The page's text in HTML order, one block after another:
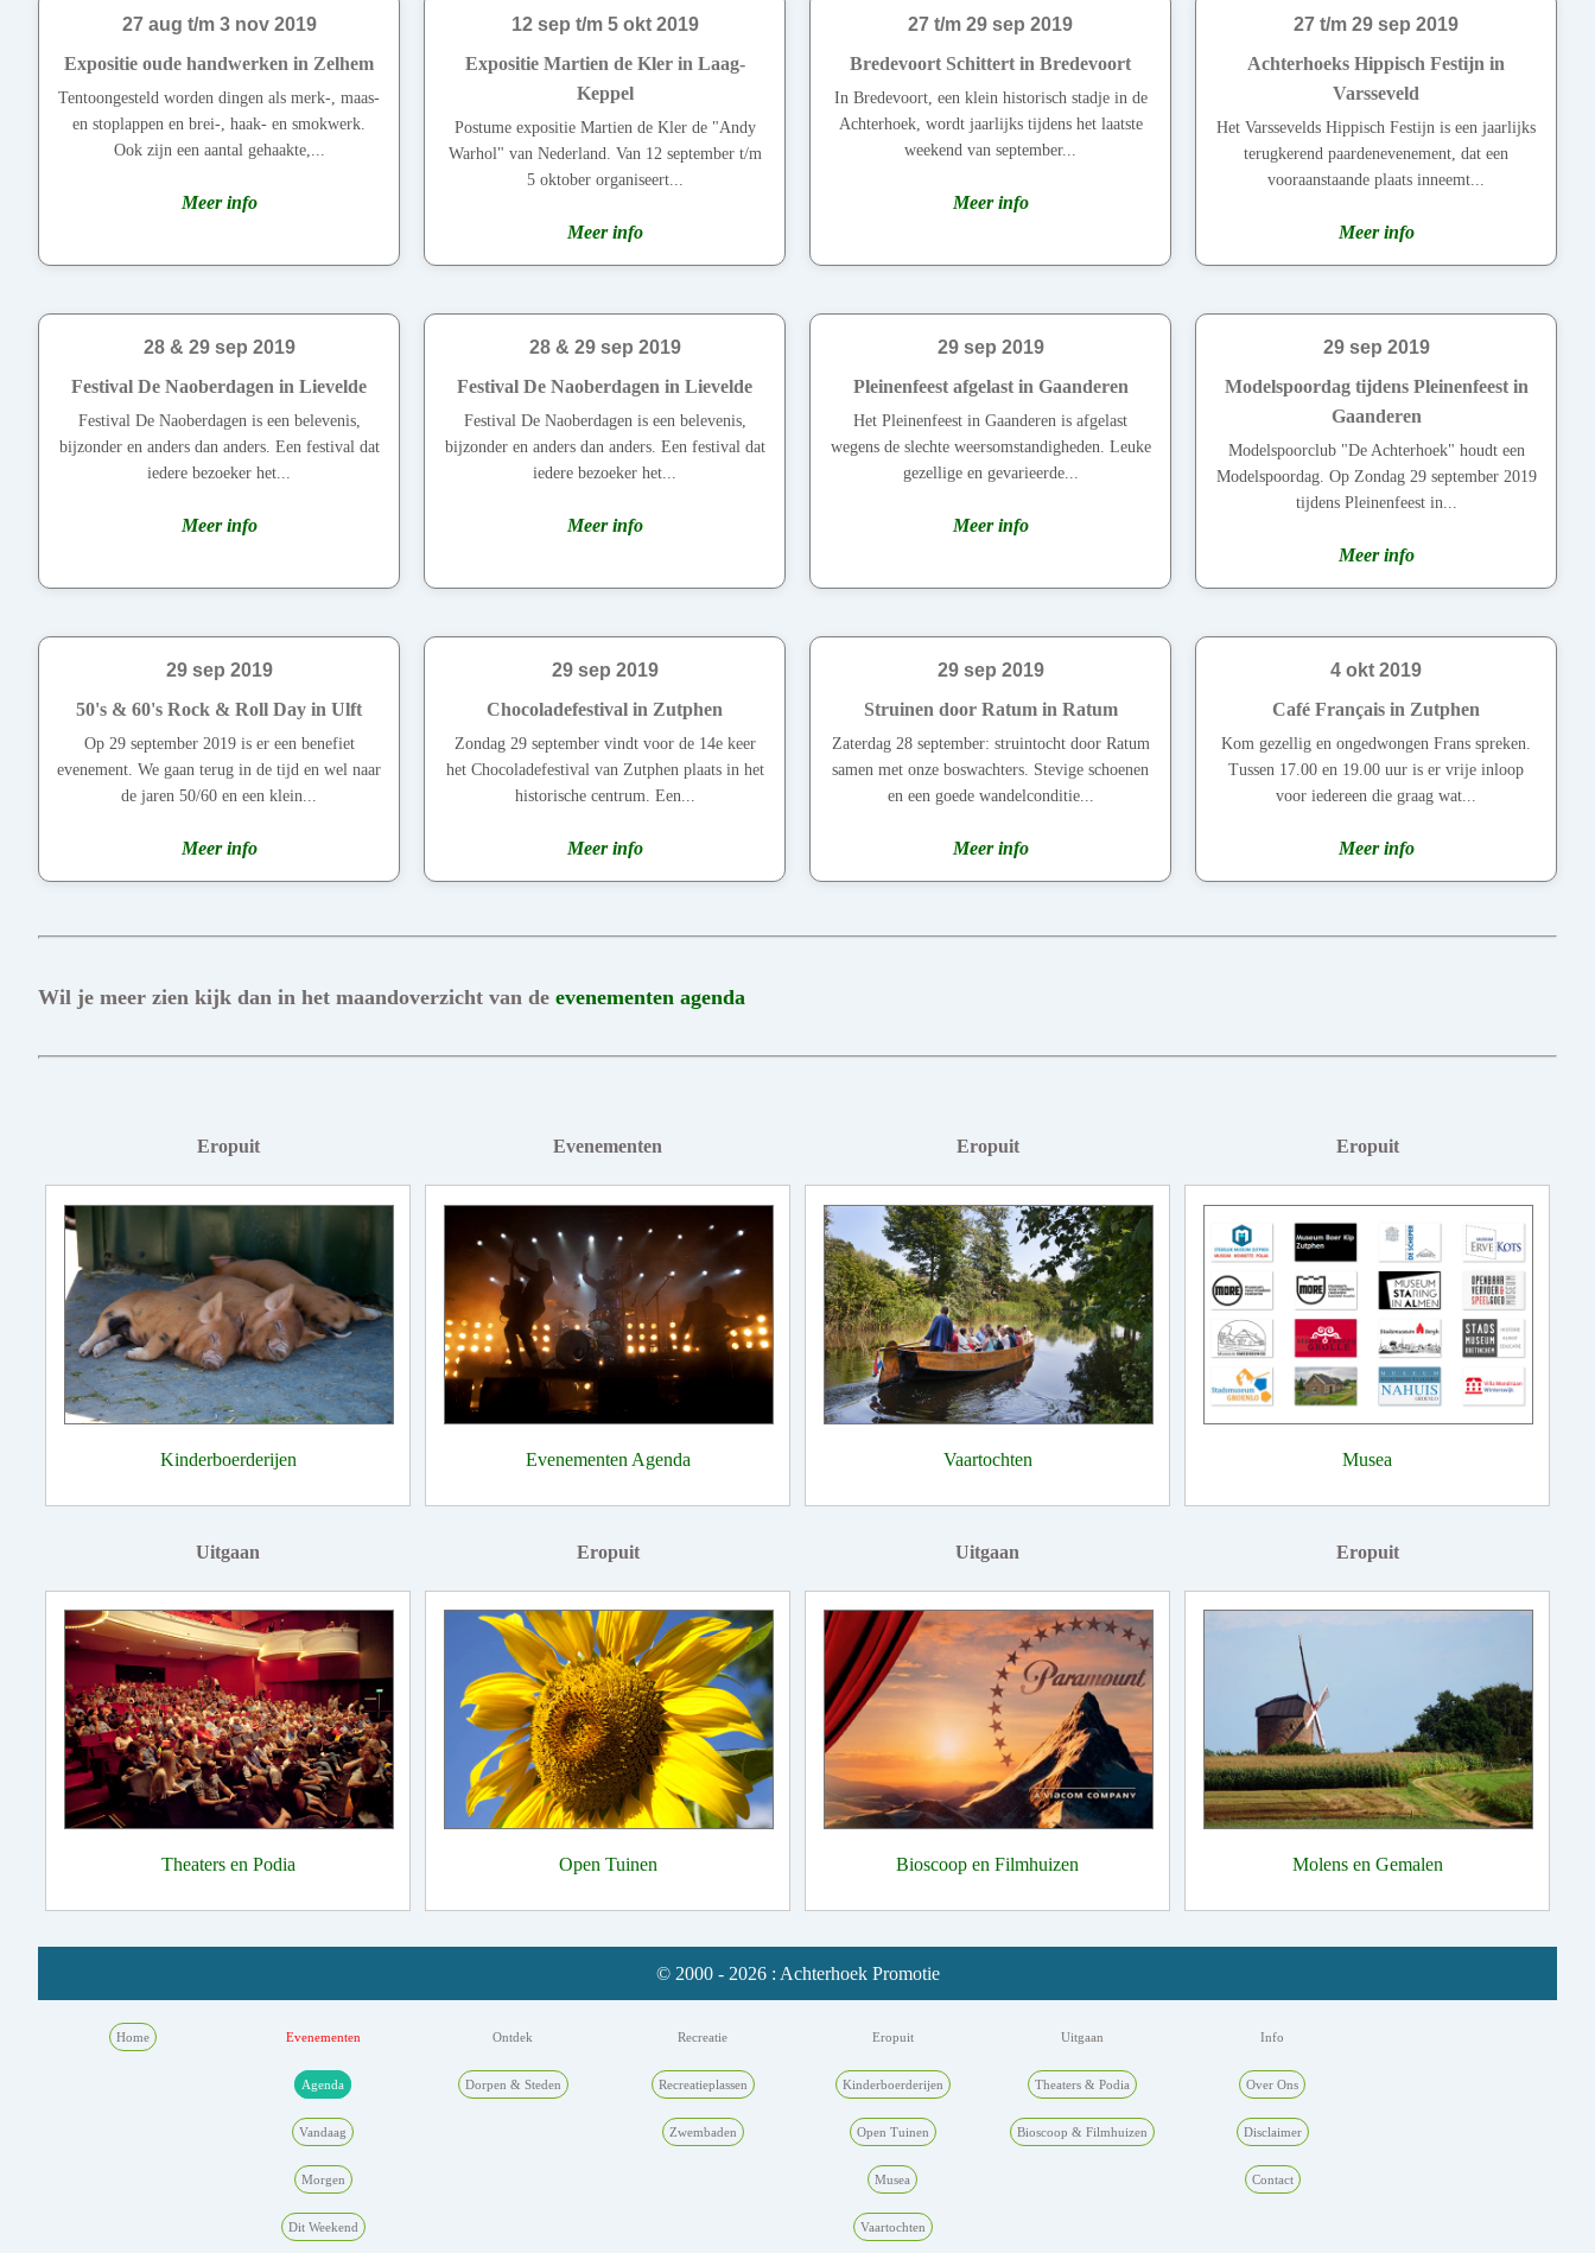
27 aug t/m 3 nov 2019
Expositie oude handwerken in Zelhem
Tentoongesteld worden dingen als merk-, maas-
en stoplappen en brei-, haak- en smokwerk.
Ook zijn een aantal gehaakte,...
Meer info
12 sep t/m 5 okt 2019
Expositie Martien de Kler in Laag-
Keppel
Postume expositie Martien de Kler de "Andy
Warhol" van Nederland. Van 12 september t/m
5 oktober organiseert...
Meer info
27 t/m 29 sep 2019
Bredevoort Schittert in Bredevoort
In Bredevoort, een klein historisch stadje in de
Achterhoek, wordt jaarlijks tijdens het laatste
weekend van september...
Meer info
27 t/m 29 sep 2019
Achterhoeks Hippisch Festijn in
Varsseveld
Het Varssevelds Hippisch Festijn is een jaarlijks
terugkerend paardenevenement, dat een
vooraanstaande plaats inneemt...
Meer info
28 & 29 sep 2019
Festival De Naoberdagen in Lievelde
Festival De Naoberdagen is een belevenis,
bijzonder en anders dan anders. Een festival dat
iedere bezoeker het...
Meer info
28 & 29 sep 2019
Festival De Naoberdagen in Lievelde
Festival De Naoberdagen is een belevenis,
bijzonder en anders dan anders. Een festival dat
iedere bezoeker het...
Meer info
29 sep 2019
Pleinenfeest afgelast in Gaanderen
Het Pleinenfeest in Gaanderen is afgelast
wegens de slechte weersomstandigheden. Leuke
gezellige en gevarieerde...
Meer info
29 sep 2019
Modelspoordag tijdens Pleinenfeest in
Gaanderen
Modelspoorclub "De Achterhoek" houdt een
Modelspoordag. Op Zondag 29 september 2019
tijdens Pleinenfeest in...
Meer info
29 sep 2019
50's & 60's Rock & Roll Day in Ulft
Op 29 september 2019 is er een benefiet
evenement. We gaan terug in de tijd en wel naar
de jaren 50/60 en een klein...
Meer info
29 sep 2019
Chocoladefestival in Zutphen
Zondag 29 september vindt voor de 14e keer
het Chocoladefestival van Zutphen plaats in het
historische centrum. Een...
Meer info
29 sep 2019
Struinen door Ratum in Ratum
Zaterdag 28 september: struintocht door Ratum
samen met onze boswachters. Stevige schoenen
en een goede wandelconditie...
Meer info
4 okt 2019
Café Français in Zutphen
Kom gezellig en ongedwongen Frans spreken.
Tussen 17.00 en 19.00 uur is er vrije inloop
voor iedereen die graag wat...
Meer info
Wil je meer zien kijk dan in het maandoverzicht van de evenementen agenda
Eropuit
Kinderboerderijen
Evenementen
Evenementen Agenda
Eropuit
Vaartochten
Eropuit
Musea
Uitgaan
Theaters en Podia
Eropuit
Open Tuinen
Uitgaan
Bioscoop en Filmhuizen
Eropuit
Molens en Gemalen
© 2000 - 2026 : Achterhoek Promotie
Home Evenementen
Agenda
Vandaag
Morgen
Dit Weekend
Ontdek
Dorpen & Steden
Recreatie
Recreatieplassen
Zwembaden
Eropuit
Kinderboerderijen
Open Tuinen
Musea
Vaartochten
Uitgaan
Theaters & Podia
Bioscoop & Filmhuizen
Info
Over Ons
Disclaimer
Contact